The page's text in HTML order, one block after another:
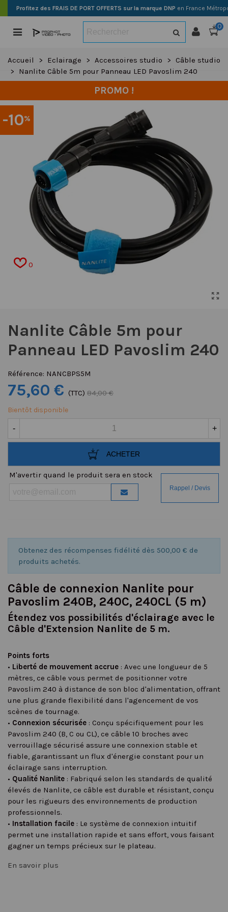
Profitez des FRAIS DE PORT OFFERTS sur la marque DNP en France
0
Accueil > Eclairage > Accessoires studio > Câble studio
>
Nanlite Câble 5m pour Panneau LED Pavoslim 240
-10%
PROMO !
0
Nanlite Câble 5m pour
Panneau LED Pavoslim 240
Référence: NANCBPS5M
75,60 € (TTC) 84,00 €
Bientôt disponible
- +
ACHETER
M'avertir quand le produit sera en stock
Obtenez des récompenses fidélité dès 500,00 € de
produits achetés.
Câble de connexion Nanlite pour
Pavoslim 240B, 240C, 240CL (5 m)
Étendez vos possibilités d'éclairage avec le
Câble d'Extension Nanlite de 5 m.
Points forts
• Liberté de mouvement accrue : Avec une longueur de 5
mètres, ce câble vous permet de positionner votre
Pavoslim 240 à distance de son bloc d'alimentation, offrant
une plus grande flexibilité dans l'agencement de vos
scènes de tournage.
• Connexion sécurisée : Conçu spécifiquement pour les
Pavoslim 240 (B, C ou CL), ce câble 10 broches avec
verrouillage sécurisé assure une connexion stable et
fiable, garantissant un flux d'énergie constant pour un
éclairage sans interruption.
• Qualité Nanlite : Fabriqué selon les standards de qualité
élevés de Nanlite, ce câble est durable et résistant, conçu
pour les rigueurs des environnements de production
professionnels.
• Installation facile : Le système de connexion intuitif
permet une installation rapide et sans effort, vous faisant
gagner un temps précieux sur le plateau.
En savoir plus